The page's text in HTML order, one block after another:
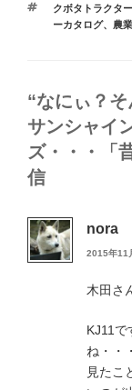
ゴ
タ
グ
クボタトラクター
ーカタログ、 農
“なにぃ？
サンシャイ
ズ・・・「
信
nora
2015年11
木田さ
KJ11で
ね・・・
見たこ